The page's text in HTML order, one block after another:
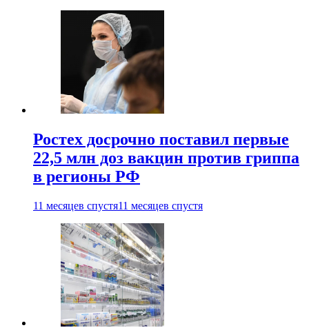
Ростех досрочно поставил первые
22,5 млн доз вакцин против гриппа
в регионы РФ
11 месяцев спустя11 месяцев спустя